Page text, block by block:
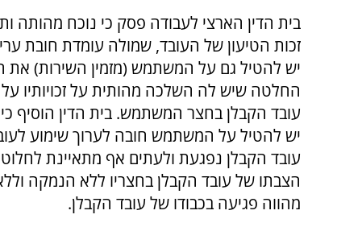
בית הדין הארצי לעבודה פסק כי נוכח מהותה
זכות הטיעון של העובד, שמולה עומדת חובת
יש להטיל גם על המשתמש (מזמין השירות) את
החלטה שיש לה השלכה מהותית על זכויותיו
עובד הקבלן בחצר המשתמש. בית הדין הוסיף
יש להטיל על המשתמש חובה לערוך שימוע
עובד הקבלן נפגעת ולעתים אף מתאיינת
הצבתו של עובד הקבלן בחצריו ללא הנמקה
מהווה פגיעה בכבודו של עובד הקבלן.